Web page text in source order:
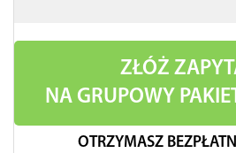
ZŁÓŻ
NA GRUPOWY
OTRZYMASZ